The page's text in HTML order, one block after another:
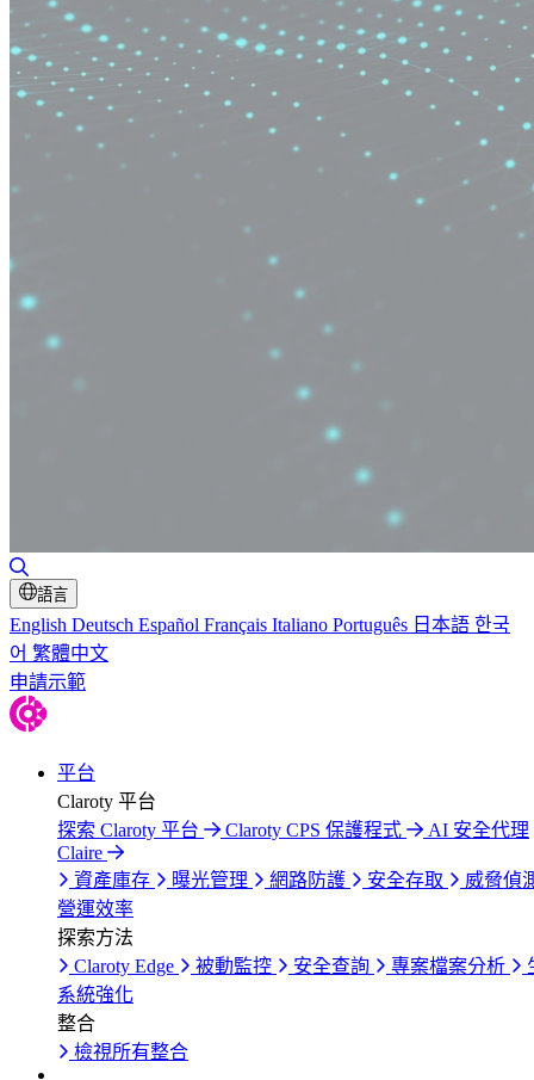
切換搜尋
語言
English Deutsch Español Français Italiano Português 日本語 한국
어 繁體中文
申請示範
平台
Claroty 平台
探索 Claroty 平台
Claroty CPS 保護程式
AI 安全代理
Claire
資產庫存
曝光管理 網路防護 安全存取
威脅偵
營運效率
探索方法
Claroty Edge
被動監控 安全查詢 專案檔案分析
系統強化
整合
檢視所有整合